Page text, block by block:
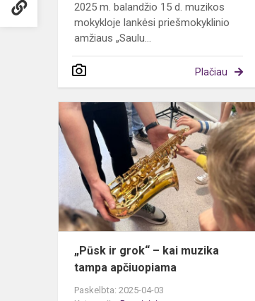
2025 m. balandžio 15 d. muzikos
mokykloje lankėsi priešmokyklinio
amžiaus „Saulu...
Plačiau
„Pūsk ir grok“ – kai muzika
tampa apčiuopiama
Paskelbta: 2025-04-03